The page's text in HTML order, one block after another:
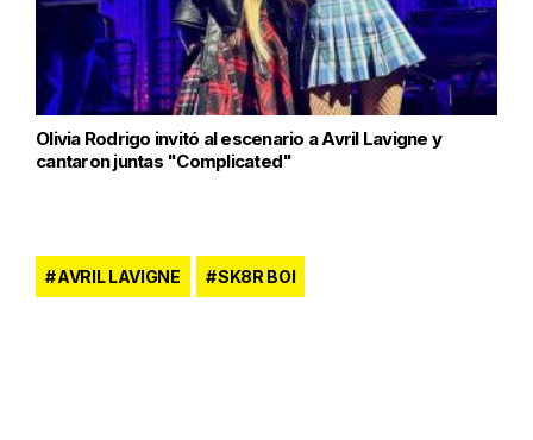
Olivia Rodrigo invitó al escenario a Avril Lavigne y
cantaron juntas "Complicated"
AVRIL LAVIGNE SK8R BOI